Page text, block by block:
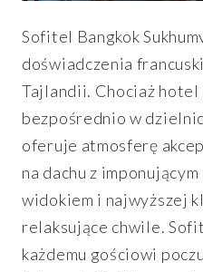
Sofitel Bangkok
doświadczenia
Tajlandii. Chociaż hotel
bezpośrednio w
oferuje atmosferę
na dachu z
widokiem i najwyższej
relaksujące chwile.
każdemu gościowi